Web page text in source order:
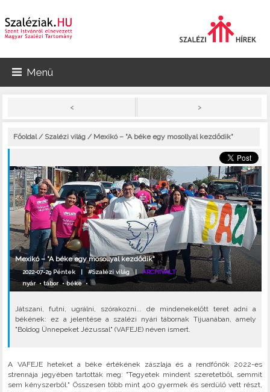
Menü
< >
Főoldal/ Szalézi világ / Mexikó – "A béke egy mosollyal kezdődik"
Mexikó – "A béke egy mosollyal kezdődik"
2022-07-29 Péntek |#Szalézi világ |ARCHIVÁLT
nyár•tábor•béke•
Játszani, futni, ugrálni, szórakozni... de mindenekelőtt teret adni a
békének: ez a jelentése a szalézi nyári tábornak Tijuanában, amely
"Boldog Ünnepeket Jézussal" (VAFEJE) néven ismert.
A VAFEJE heteket a béke értékének zászlaja és a rendfőnök 2022-es
strennája jegyében tartották meg: "Tegyetek mindent szeretetből, semmit
sem kényszerből." Összesen több mint 400 gyermek és serdülő vett részt,